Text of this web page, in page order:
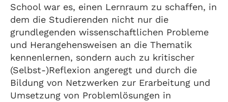
School war es, einen Lernraum zu schaffen, in
dem die Studierenden nicht nur die
grundlegenden wissenschaftlichen Probleme
und Herangehensweisen an die Thematik
kennenlernen, sondern auch zu kritischer
(Selbst-)Reflexion angeregt und durch die
Bildung von Netzwerken zur Erarbeitung und
Umsetzung von Problemlösungen in